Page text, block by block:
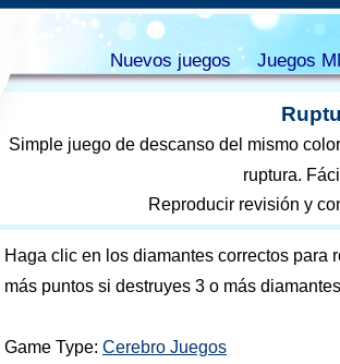
Simple juego de descanso del mismo
ruptura.
Reproducir revisión y
Haga clic en los diamantes correctos para
más puntos si destruyes 3 o más
Game Type: Cerebro Juegos
Nuevos juegos Juegos